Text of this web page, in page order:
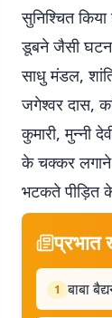
सुनिश्चित
डूबने जैसी
साधु मंडल,
जगेश्वर दास,
कुमारी, मुन्नी
के चक्कर
भटकते पीड़ित
प्रभात
1 बाबा